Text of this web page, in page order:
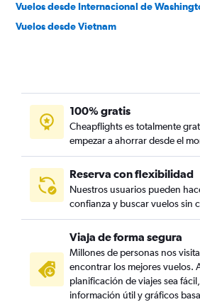
Vuelos desde Internacional de
Vuelos desde Vietnam
100% gratis
Cheapflights es totalmente
empezar a ahorrar desde el
Reserva con flexibilidad
Nuestros usuarios pueden
confianza y buscar vuelos sin
Viaja de forma segura
Millones de personas nos
encontrar los mejores vuelos.
planificación de viajes sea
información útil y gráficos